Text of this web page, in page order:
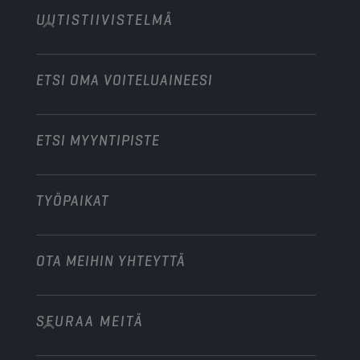
Moottoripyörät ja mönkijät
Teollisuuskoneet
Veneet
Moottoriurheilualan yhteistyökumppanit
Henkilöautot
Moottoripyörät
Raskas kalusto
UUTISTIIVISTELMÄ
ETSI OMA VOITELUAINEESI
ETSI MYYNTIPISTE
TYÖPAIKAT
OTA MEIHIN YHTEYTTÄ
info@championlubes.com
+32 3 870 00 20
SEURAA MEITÄ